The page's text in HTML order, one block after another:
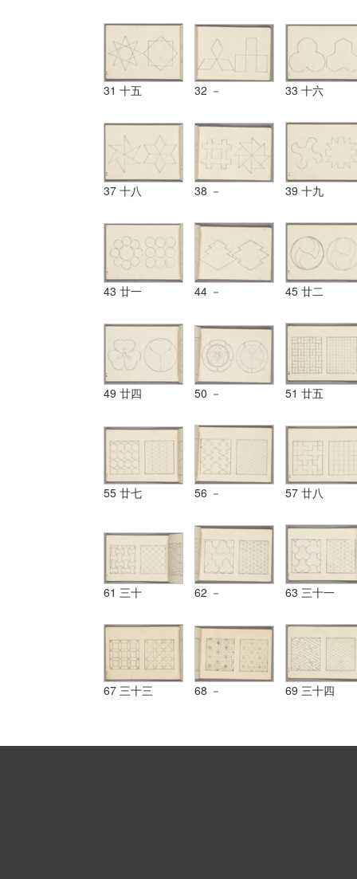
31 十五 32 － 33 十六
37 十八 38 － 39 十九
43 廿一 44 － 45 廿二
49 廿四 50 － 51 廿五
55 廿七 56 － 57 廿八
61 三十 62 － 63 三十一
67 三十三 68 － 69 三十四